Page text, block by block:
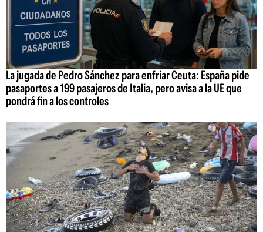
La jugada de Pedro Sánchez para enfriar Ceuta: España pide
pasaportes a 199 pasajeros de Italia, pero avisa a la UE que
pondrá fin a los controles